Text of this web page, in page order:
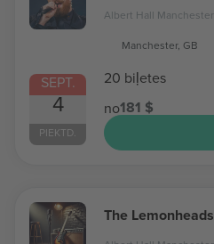
SEPT.
4
PIEKTD.
Albert Hall Manchester
Manchester, GB
20 biļetes
no181 $
The Lemonheads